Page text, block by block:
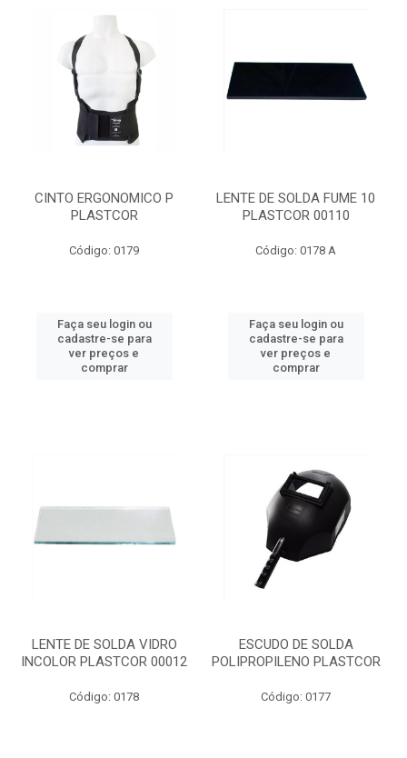
CINTO ERGONOMICO P
PLASTCOR
Código: 0179
Faça seu login ou
cadastre-se para
ver preços e
comprar
LENTE DE SOLDA FUME 10
PLASTCOR 00110
Código: 0178 A
Faça seu login ou
cadastre-se para
ver preços e
comprar
LENTE DE SOLDA VIDRO
INCOLOR PLASTCOR 00012
Código: 0178
ESCUDO DE SOLDA
POLIPROPILENO PLASTCOR
Código: 0177